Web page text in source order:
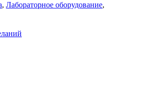
, Лабораторное оборудование,